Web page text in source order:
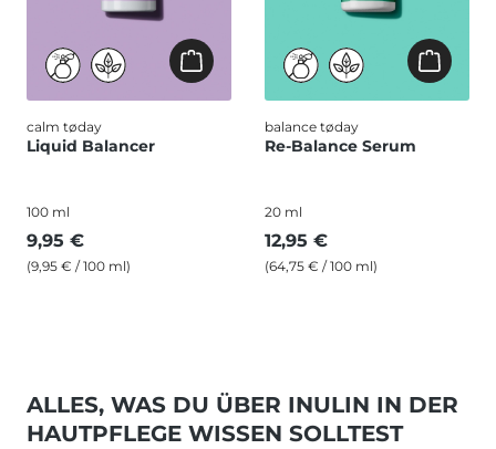
calm tøday
Liquid Balancer
100 ml
9,95 €
(9,95 € / 100 ml)
balance tøday
Re-Balance Serum
20 ml
12,95 €
(64,75 € / 100 ml)
ALLES, WAS DU ÜBER INULIN IN DER
HAUTPFLEGE WISSEN SOLLTEST